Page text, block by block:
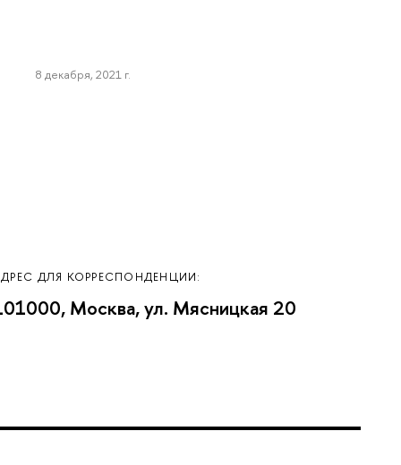
8 декабря, 2021 г.
ДЛЯ КОРРЕСПОНДЕНЦИИ:
Москва, ул. Мясницкая 20